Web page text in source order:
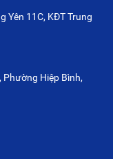
Yên 11C, KĐT Trung
Phường Hiệp Bình,